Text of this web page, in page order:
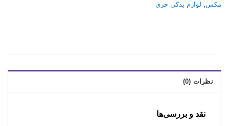
مکس, لوازم یدکی چری
نظرات (0)
نقد و بررسی‌ها